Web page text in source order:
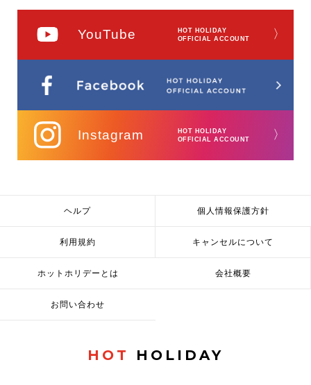
YouTube
HOT HOLIDAY
OFFICIAL ACCOUNT
〉
Instagram
HOT HOLIDAY
OFFICIAL ACCOUNT
〉
ヘルプ 個人情報保護方針
利用規約 キャンセルについて
ホットホリデーとは 会社概要
お問い合わせ
HOT HOLIDAY